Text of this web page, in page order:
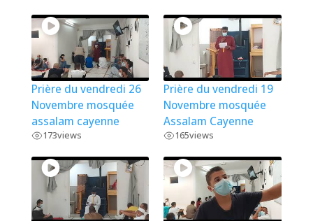
Prière du vendredi 26
Novembre mosquée
assalam cayenne
173views
Prière du vendredi 19
Novembre mosquée
Assalam Cayenne
165views